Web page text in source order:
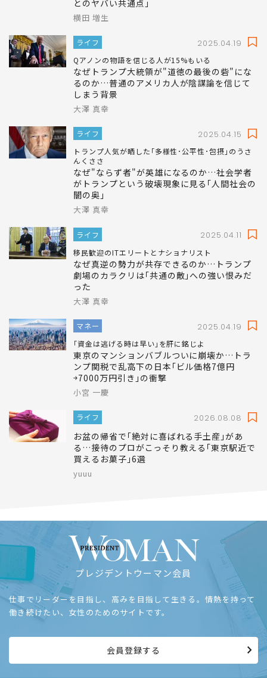
とのヤバい共通点｣
横田 増生
ライフ 2025.04.19
Qアノンの物語を信じる人が15%もいる
なぜトランプ大統領が"道徳の最後の砦"にな
るのか…普通のアメリカ人が陰謀論を信じて
しまう背景
大澤 真幸
ライフ 2025.04.15
トランプ人気が晒した｢多様性･公平性･包摂｣のうさ
んくささ
なぜ"ならず者"が英雄になるのか…社会学者
がトランプという破壊現象に見る｢人間社会の
闇の奥｣
大澤 真幸
ライフ 2025.04.11
移民歓迎のITエリートとナショナリスト
なぜ真逆の勢力が共存できるのか…トランプ
劇場のカラクリは｢共通の敵｣への強い恨みだ
った
大澤 真幸
マネー 2025.04.19
｢資金は逃げる時は早い｣を肝に銘じよ
東京のマンションバブルついに崩壊か…トラ
ンプ関税で乱高下の日本｢ビル価格7億円
￫7000万円引き｣の衝撃
小宮 一慶
ライフ 2026.08.08
お盆の帰省で｢絶対に喜ばれる手土産｣があ
る…接待のプロがこっそり教える｢東京駅近で
買えるお菓子｣6選
yuuu
プレジデントウーマン会員
仕事でリーダーを目指し、高みを目指して生きる。情熱を持って
働き続けたい、女性のためのサイトです。
会員登録する